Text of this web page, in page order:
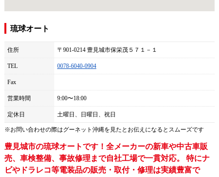
琉球オート
住所 〒901-0214 豊見城市保栄茂５７１－１
TEL 0078-6040-0904
Fax
営業時間 9:00〜18:00
定休日 土曜日、日曜日、祝日
※お問い合わせの際はグーネット沖縄を見たとお伝えになるとスムーズです
豊見城市の琉球オートです！全メーカーの新車や中古車販
売、車検整備、事故修理まで自社工場で一貫対応。 特にナ
ビやドラレコ等電装品の販売・取付・修理は実績豊富で